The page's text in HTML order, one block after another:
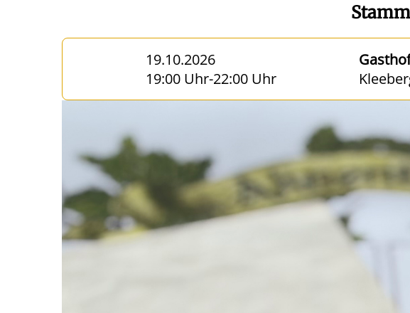
19.10.2026
19:00 Uhr-22:00 Uhr